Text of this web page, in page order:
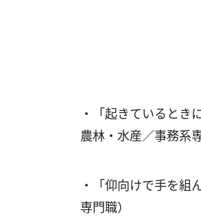
・「起きているとき
農林・水産／事務系
・「仰向けで手を組
専門職）